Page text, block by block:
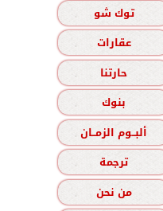
توك شو
عقارات
حارتنا
بنوك
ألبــوم الزمــان
ترجمة
من نحن